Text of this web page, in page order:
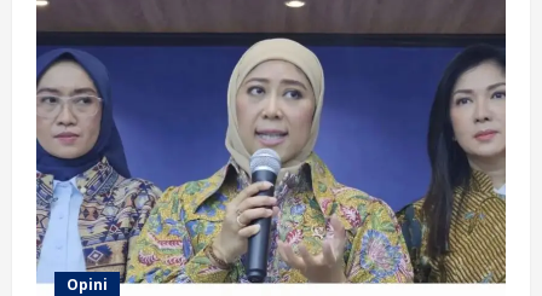
Opini